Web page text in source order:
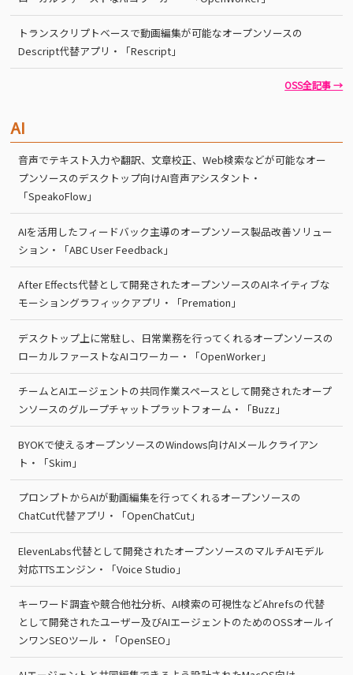
トランスクリプトベースで動画編集が可能なオープンソースの
Descript代替アプリ・「Rescript」
OSS全記事 →
AI
音声でテキスト入力や翻訳、文章校正、Web検索などが可能なオー
プンソースのデスクトップ向けAI音声アシスタント・
「SpeakoFlow」
AIを活用したフィードバック主導のオープンソース製品改善ソリュー
ション・「ABC User Feedback」
After Effects代替として開発されたオープンソースのAIネイティブな
モーショングラフィックアプリ・「Premation」
デスクトップ上に常駐し、日常業務を行ってくれるオープンソースの
ローカルファーストなAIコワーカー・「OpenWorker」
チームとAIエージェントの共同作業スペースとして開発されたオープ
ンソースのグループチャットプラットフォーム・「Buzz」
BYOKで使えるオープンソースのWindows向けAIメールクライアン
ト・「Skim」
プロンプトからAIが動画編集を行ってくれるオープンソースの
ChatCut代替アプリ・「OpenChatCut」
ElevenLabs代替として開発されたオープンソースのマルチAIモデル
対応TTSエンジン・「Voice Studio」
キーワード調査や競合他社分析、AI検索の可視性などAhrefsの代替
として開発されたユーザー及びAIエージェントのためのOSSオールイ
ンワンSEOツール・「OpenSEO」